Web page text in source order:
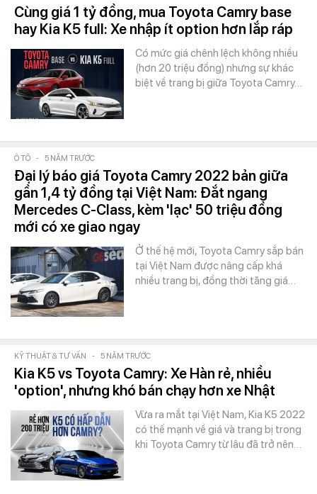
Cùng giá 1 tỷ đồng, mua Toyota Camry base
hay Kia K5 full: Xe nhập ít option hơn lắp ráp
Có mức giá chênh lệch không nhiều
(hơn 20 triệu đồng) nhưng sự khác
biệt về trang bị giữa Toyota Camry…
Ô TÔ - 5 NĂM TRƯỚC
Đại lý báo giá Toyota Camry 2022 bản giữa
gần 1,4 tỷ đồng tại Việt Nam: Đắt ngang
Mercedes C-Class, kèm 'lạc' 50 triệu đồng
mới có xe giao ngay
Ở thế hệ mới, Toyota Camry sắp bán
tại Việt Nam được nâng cấp khá
nhiều trang bị, đồng thời tăng giá…
KỸ THUẬT & TƯ VẤN - 5 NĂM TRƯỚC
Kia K5 vs Toyota Camry: Xe Hàn rẻ, nhiều
'option', nhưng khó bán chạy hơn xe Nhật
Vừa ra mắt tại Việt Nam, Kia K5 2022
có thế mạnh về giá và trang bị trong
khi Toyota Camry từ lâu đã trở nên…